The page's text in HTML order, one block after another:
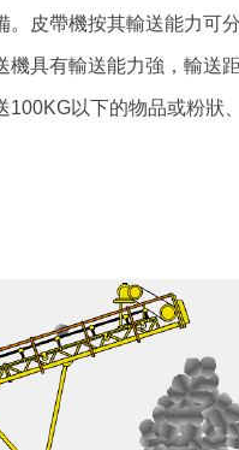
皮帶機按其輸送能力可
具有輸送能力強，輸送
以下的物品或粉狀